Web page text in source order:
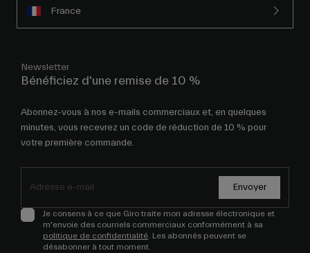
France
Newsletter
Bénéficiez d'une remise de 10 %
Abonnez-vous à nos e-mails commerciaux et, en quelques
minutes, vous recevrez un code de réduction de 10 % pour
votre première commande.
Envoyer
Je consens à ce que Giro traite mon adresse électronique et
m'envoie des courriels commerciaux conformément à sa
politique de confidentialité. Les abonnés peuvent se
désabonner à tout moment.